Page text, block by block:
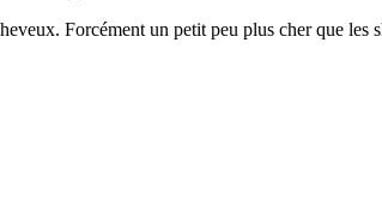
Forcément un petit peu plus cher que